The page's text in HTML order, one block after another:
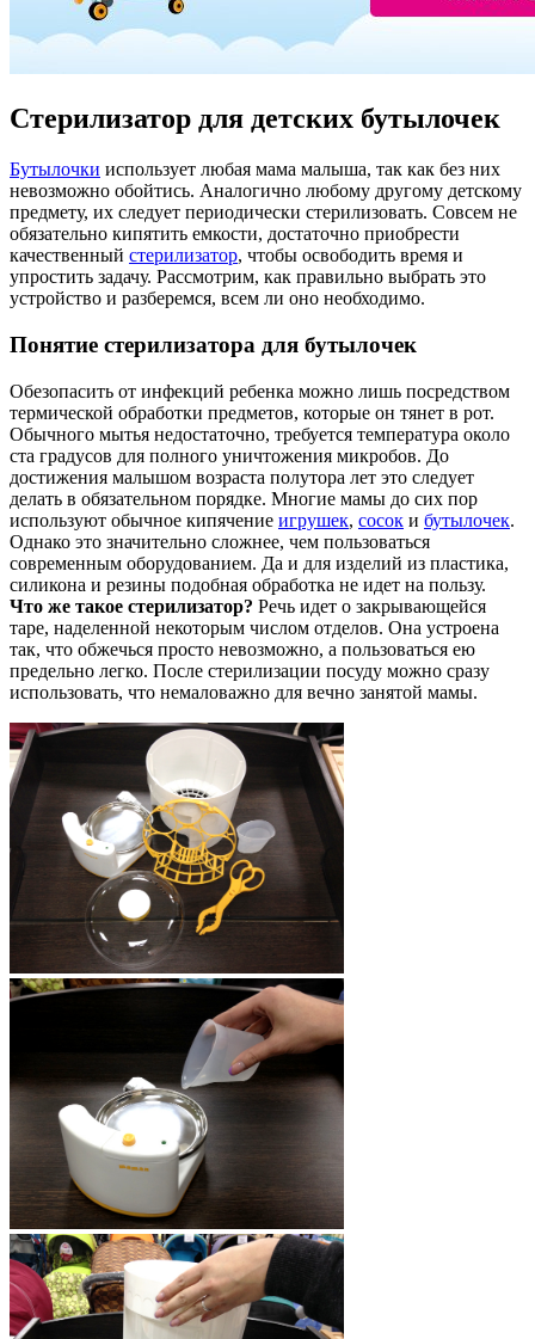
Стерилизатор для детских бутылочек
Бутылочки использует любая мама малыша, так как без них
невозможно обойтись. Аналогично любому другому детскому
предмету, их следует периодически стерилизовать. Совсем не
обязательно кипятить емкости, достаточно приобрести
качественный стерилизатор, чтобы освободить время и
упростить задачу. Рассмотрим, как правильно выбрать это
устройство и разберемся, всем ли оно необходимо.
Понятие стерилизатора для бутылочек
Обезопасить от инфекций ребенка можно лишь посредством
термической обработки предметов, которые он тянет в рот.
Обычного мытья недостаточно, требуется температура около
ста градусов для полного уничтожения микробов. До
достижения малышом возраста полутора лет это следует
делать в обязательном порядке. Многие мамы до сих пор
используют обычное кипячение игрушек, сосок и бутылочек.
Однако это значительно сложнее, чем пользоваться
современным оборудованием. Да и для изделий из пластика,
силикона и резины подобная обработка не идет на пользу.
Что же такое стерилизатор? Речь идет о закрывающейся
таре, наделенной некоторым числом отделов. Она устроена
так, что обжечься просто невозможно, а пользоваться ею
предельно легко. После стерилизации посуду можно сразу
использовать, что немаловажно для вечно занятой мамы.